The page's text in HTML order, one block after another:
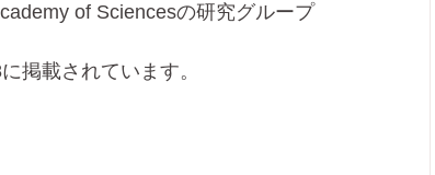
of Sciencesの研究グループ
掲載されています。